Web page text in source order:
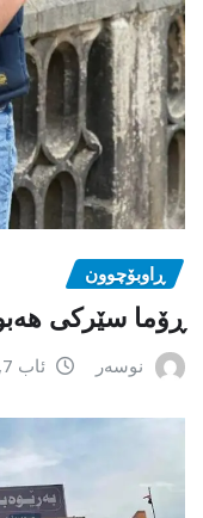
ڕاوبۆچوون
ڕۆما سێرکی
نوسەر ئاب 7, 2026